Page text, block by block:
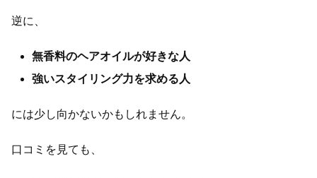
逆に、
無香料のヘアオイルが好きな人
強いスタイリング力を求める人
には少し向かないかもしれません。
口コミを見ても、